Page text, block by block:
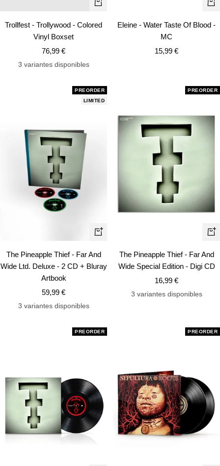
+
Trollfest - Trollywood - Colored
Vinyl Boxset
Precio
de
76,99 €
3 variantes disponibles
+
Eleine - Water Taste Of Blood -
MC
Precio
15,99 €
PREORDER
LIMITED
+
The Pineapple Thief - Far And
Wide Ltd. Deluxe - 2 CD + Bluray
Artbook
Precio
de
59,99 €
3 variantes disponibles
PREORDER
+
The Pineapple Thief - Far And
Wide Special Edition - Digi CD
Precio
de
16,99 €
3 variantes disponibles
PREORDER PREORDER